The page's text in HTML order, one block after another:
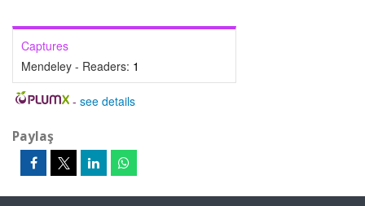
Captures
Mendeley - Readers: 1
- see details
Paylaş